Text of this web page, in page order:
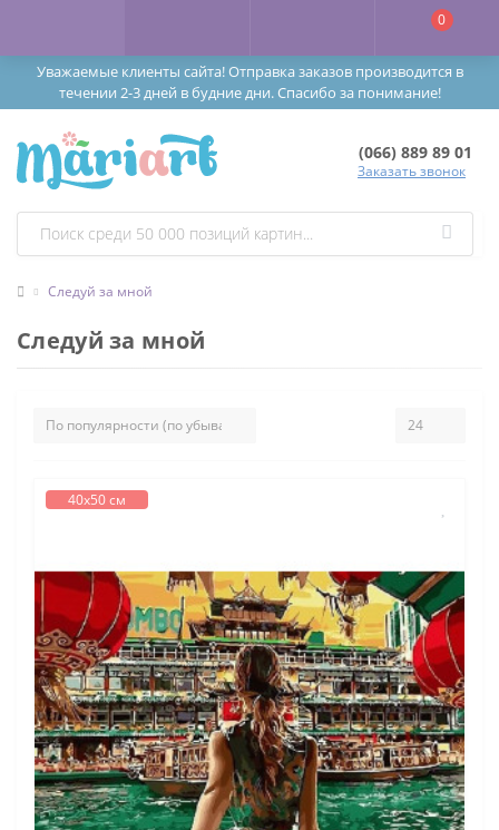
Уважаемые клиенты сайта! Отправка заказов производится в
течении 2-3 дней в будние дни. Спасибо за понимание!
0
(066) 889 89 01
Заказать звонок
Следуй за мной
Следуй за мной
40х50 см